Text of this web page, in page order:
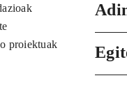
proiektuak